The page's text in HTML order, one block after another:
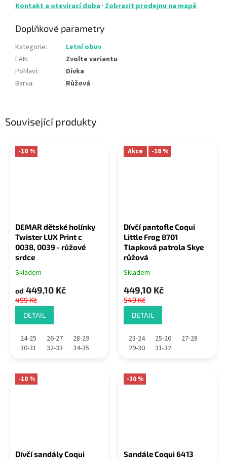
Související produkty
-10 %
DEMAR dětské holínky
Twister LUX Print c
0038, 0039 - růžové
srdce
Skladem
od 449,10 Kč
499 Kč
DETAIL
24-25 26-27
28-29
30-31
32-33 34-35
Akce -18 %
Dívčí pantofle Coqui
Little Frog 8701
Tlapková patrola Skye
růžová
Skladem
449,10 Kč
549 Kč
DETAIL
23-24 25-26
27-28
29-30
31-32
-10 %
Dívčí sandály Coqui
-10 %
Sandále Coqui 6413
Kontakt a otevírací doba · Zobrazit prodejnu na mapě
Doplňkové parametry
Kategorie:
Letní obuv
EAN:
Zvolte variantu
Pohlaví:
Dívka
Barva: Růžová